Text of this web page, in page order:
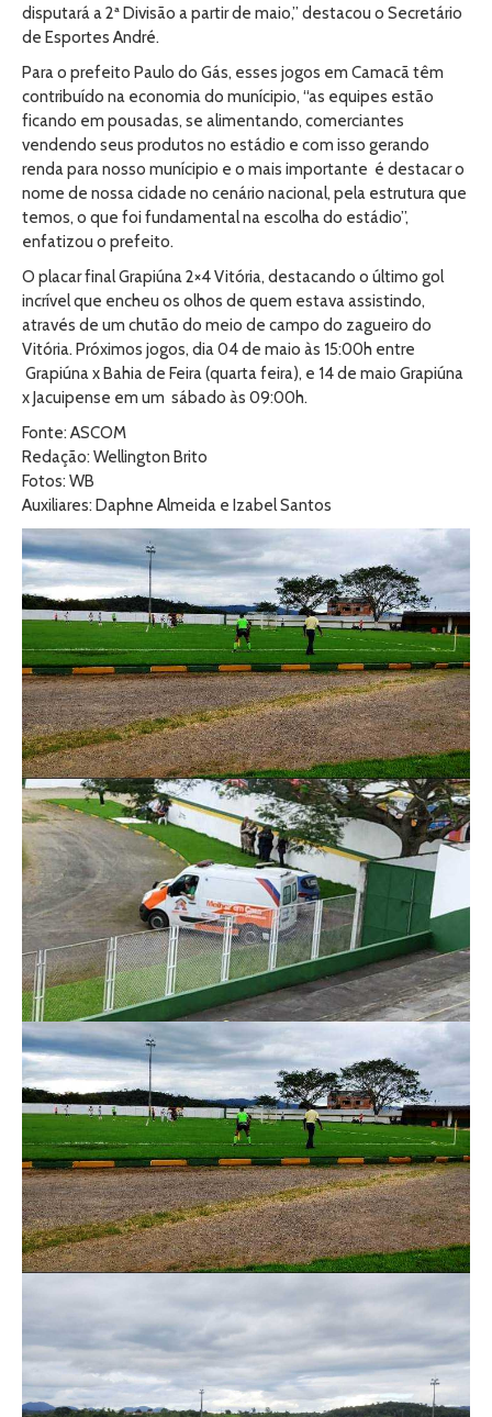
disputará a 2ª Divisão a partir de maio,” destacou o Secretário
de Esportes André.
Para o prefeito Paulo do Gás, esses jogos em Camacã têm
contribuído na economia do munícipio, “as equipes estão
ficando em pousadas, se alimentando, comerciantes
vendendo seus produtos no estádio e com isso gerando
renda para nosso munícipio e o mais importante é destacar o
nome de nossa cidade no cenário nacional, pela estrutura que
temos, o que foi fundamental na escolha do estádio”,
enfatizou o prefeito.
O placar final Grapiúna 2×4 Vitória, destacando o último gol
incrível que encheu os olhos de quem estava assistindo,
através de um chutão do meio de campo do zagueiro do
Vitória. Próximos jogos, dia 04 de maio às 15:00h entre
Grapiúna x Bahia de Feira (quarta feira), e 14 de maio Grapiúna
x Jacuipense em um sábado às 09:00h.
Fonte: ASCOM
Redação: Wellington Brito
Fotos: WB
Auxiliares: Daphne Almeida e Izabel Santos